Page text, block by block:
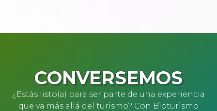
CONVERSEMOS
¿Estás listo(a) para ser parte de una experiencia
que va más allá del turismo? Con Bioturismo